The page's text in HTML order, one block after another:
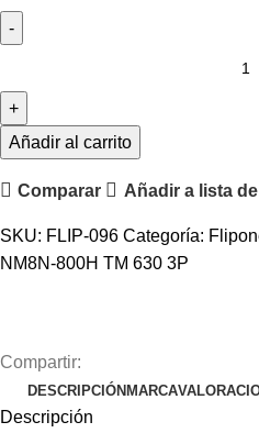
NM8
630
Añadir al carrito
Comparar Añadir a lista
SKU: FLIP-096 Categoría:
NM8N-800H TM 630 3P
Compartir:
DESCRIPCIÓN MARCA
Descripción